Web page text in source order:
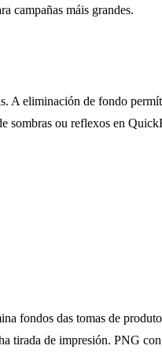
campañas máis grandes.
eliminación de fondo
sombras ou reflexos en
fondos das tomas de
tirada de impresión. PNG